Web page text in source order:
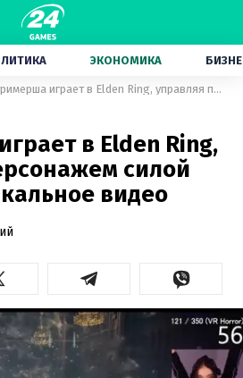
ЭКОНОМИКА
Стримерша играет в Elden Ring, управляя персонажем силой мысли – уникальное видео
в Elden Ring,
силой
видео